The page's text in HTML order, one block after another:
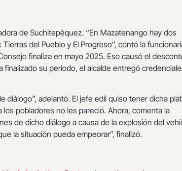
de Suchitepéquez. “En Mazatenango hay dos
del Pueblo y El Progreso”, contó la
finaliza en mayo 2025. Eso causó el
finalizado su periodo, el alcalde entregó
diálogo”, adelantó. El jefe edil quiso tener dicha
los pobladores no les pareció. Ahora, comenta la
de dicho diálogo a causa de la explosión del
la situación pueda empeorar”, finalizó.